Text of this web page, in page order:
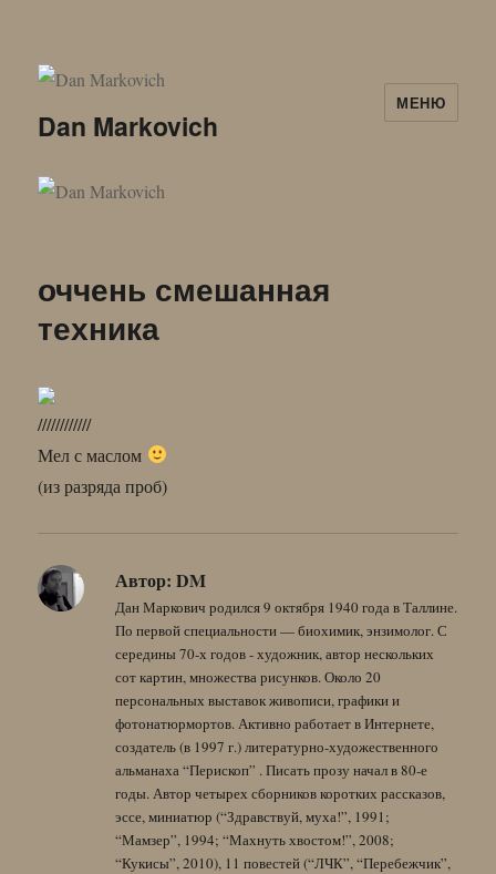
Dan Markovich
МЕНЮ
оччень смешанная
техника
////////////
Мел с маслом
(из разряда проб)
Автор: DM
Дан Маркович родился 9 октября 1940 года в Таллине.
По первой специальности — биохимик, энзимолог. С
середины 70-х годов - художник, автор нескольких
сот картин, множества рисунков. Около 20
персональных выставок живописи, графики и
фотонатюрмортов. Активно работает в Интернете,
создатель (в 1997 г.) литературно-художественного
альманаха “Перископ” . Писать прозу начал в 80-е
годы. Автор четырех сборников коротких рассказов,
эссе, миниатюр (“Здравствуй, муха!”, 1991;
“Мамзер”, 1994; “Махнуть хвостом!”, 2008;
“Кукисы”, 2010), 11 повестей (“ЛЧК”, “Перебежчик”,